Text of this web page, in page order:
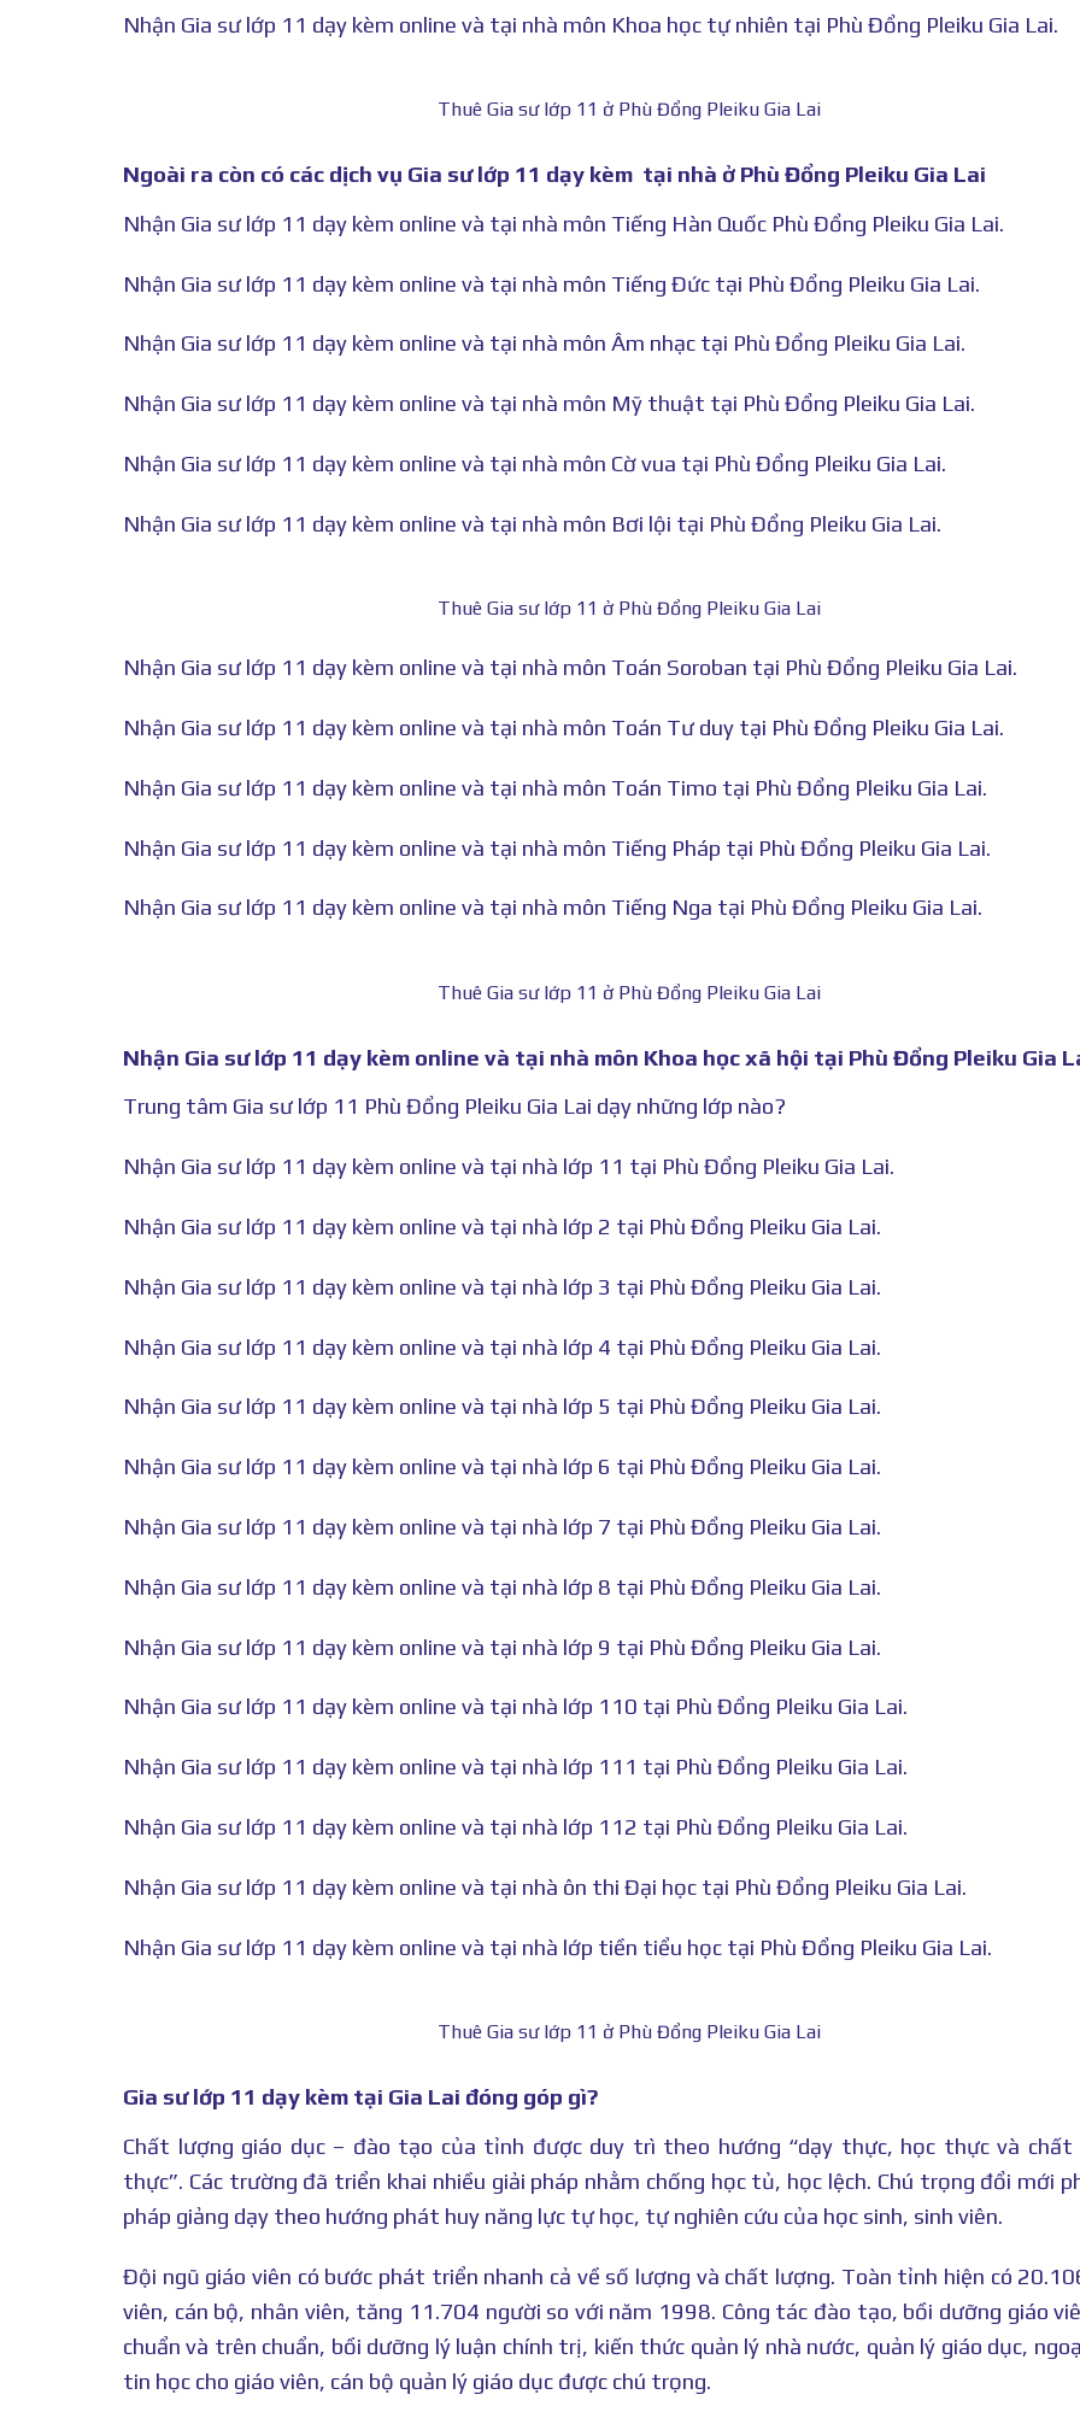
Nhận Gia sư lớp 11 dạy kèm online và tại nhà môn Khoa học tự nhiên tại Phù Đổng Pleiku Gia Lai.
Thuê Gia sư lớp 11 ở Phù Đổng Pleiku Gia Lai
Ngoài ra còn có các dịch vụ Gia sư lớp 11 dạy kèm tại nhà ở Phù Đổng Pleiku Gia Lai
Nhận Gia sư lớp 11 dạy kèm online và tại nhà môn Tiếng Hàn Quốc Phù Đổng Pleiku Gia Lai.
Nhận Gia sư lớp 11 dạy kèm online và tại nhà môn Tiếng Đức tại Phù Đổng Pleiku Gia Lai.
Nhận Gia sư lớp 11 dạy kèm online và tại nhà môn Âm nhạc tại Phù Đổng Pleiku Gia Lai.
Nhận Gia sư lớp 11 dạy kèm online và tại nhà môn Mỹ thuật tại Phù Đổng Pleiku Gia Lai.
Nhận Gia sư lớp 11 dạy kèm online và tại nhà môn Cờ vua tại Phù Đổng Pleiku Gia Lai.
Nhận Gia sư lớp 11 dạy kèm online và tại nhà môn Bơi lội tại Phù Đổng Pleiku Gia Lai.
Thuê Gia sư lớp 11 ở Phù Đổng Pleiku Gia Lai
Nhận Gia sư lớp 11 dạy kèm online và tại nhà môn Toán Soroban tại Phù Đổng Pleiku Gia Lai.
Nhận Gia sư lớp 11 dạy kèm online và tại nhà môn Toán Tư duy tại Phù Đổng Pleiku Gia Lai.
Nhận Gia sư lớp 11 dạy kèm online và tại nhà môn Toán Timo tại Phù Đổng Pleiku Gia Lai.
Nhận Gia sư lớp 11 dạy kèm online và tại nhà môn Tiếng Pháp tại Phù Đổng Pleiku Gia Lai.
Nhận Gia sư lớp 11 dạy kèm online và tại nhà môn Tiếng Nga tại Phù Đổng Pleiku Gia Lai.
Thuê Gia sư lớp 11 ở Phù Đổng Pleiku Gia Lai
Nhận Gia sư lớp 11 dạy kèm online và tại nhà môn Khoa học xã hội tại Phù Đổng Pleiku Gia
Trung tâm Gia sư lớp 11 Phù Đổng Pleiku Gia Lai dạy những lớp nào?
Nhận Gia sư lớp 11 dạy kèm online và tại nhà lớp 11 tại Phù Đổng Pleiku Gia Lai.
Nhận Gia sư lớp 11 dạy kèm online và tại nhà lớp 2 tại Phù Đổng Pleiku Gia Lai.
Nhận Gia sư lớp 11 dạy kèm online và tại nhà lớp 3 tại Phù Đổng Pleiku Gia Lai.
Nhận Gia sư lớp 11 dạy kèm online và tại nhà lớp 4 tại Phù Đổng Pleiku Gia Lai.
Nhận Gia sư lớp 11 dạy kèm online và tại nhà lớp 5 tại Phù Đổng Pleiku Gia Lai.
Nhận Gia sư lớp 11 dạy kèm online và tại nhà lớp 6 tại Phù Đổng Pleiku Gia Lai.
Nhận Gia sư lớp 11 dạy kèm online và tại nhà lớp 7 tại Phù Đổng Pleiku Gia Lai.
Nhận Gia sư lớp 11 dạy kèm online và tại nhà lớp 8 tại Phù Đổng Pleiku Gia Lai.
Nhận Gia sư lớp 11 dạy kèm online và tại nhà lớp 9 tại Phù Đổng Pleiku Gia Lai.
Nhận Gia sư lớp 11 dạy kèm online và tại nhà lớp 110 tại Phù Đổng Pleiku Gia Lai.
Nhận Gia sư lớp 11 dạy kèm online và tại nhà lớp 111 tại Phù Đổng Pleiku Gia Lai.
Nhận Gia sư lớp 11 dạy kèm online và tại nhà lớp 112 tại Phù Đổng Pleiku Gia Lai.
Nhận Gia sư lớp 11 dạy kèm online và tại nhà ôn thi Đại học tại Phù Đổng Pleiku Gia Lai.
Nhận Gia sư lớp 11 dạy kèm online và tại nhà lớp tiền tiểu học tại Phù Đổng Pleiku Gia Lai.
Thuê Gia sư lớp 11 ở Phù Đổng Pleiku Gia Lai
Gia sư lớp 11 dạy kèm tại Gia Lai đóng góp gì?
Chất lượng giáo dục – đào tạo của tỉnh được duy trì theo hướng “dạy thực, học thực và chất
thực”. Các trường đã triển khai nhiều giải pháp nhằm chống học tủ, học lệch. Chú trọng đổi mới
pháp giảng dạy theo hướng phát huy năng lực tự học, tự nghiên cứu của học sinh, sinh viên.
Đội ngũ giáo viên có bước phát triển nhanh cả về số lượng và chất lượng. Toàn tỉnh hiện có
viên, cán bộ, nhân viên, tăng 11.704 người so với năm 1998. Công tác đào tạo, bồi dưỡng giáo
chuẩn và trên chuẩn, bồi dưỡng lý luận chính trị, kiến thức quản lý nhà nước, quản lý giáo dục,
tin học cho giáo viên, cán bộ quản lý giáo dục được chú trọng.